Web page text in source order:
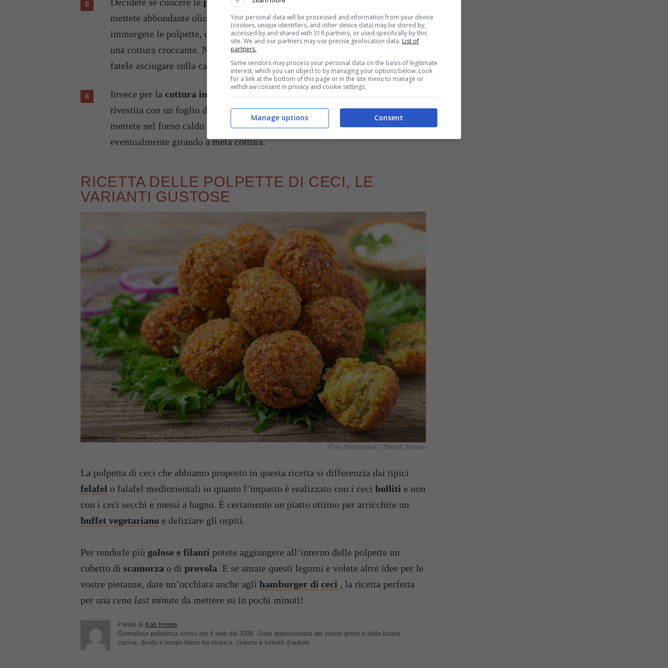
mettete abbondante olio a scaldare e quando avrà raggiunto la temperatura
immergete le polpette, devono essere coperte totalmente in modo da ottenere
una cottura croccante. Non appena dorate togliete le polpette dal fuoco e
fatele asciugare sulla carta assorbente prima di servire.
Invece per la cottura in forno
disponete le polpette di ceci su una teglia
rivestita con un foglio di carta da forno, irroratele con un filo di olio e
mettete nel forno caldo a 180° (meglio se ventilato) per circa 20 minuti,
eventualmente girando a metà cottura.
RICETTA DELLE POLPETTE DI CECI, LE
VARIANTI GUSTOSE
Foto Shutterstock | Dmitrii Ivanov
La polpetta di ceci che abbiamo proposto in questa ricetta si differenzia dai tipici
felafel o falafel mediorientali in quanto l’impasto è realizzato con i ceci bolliti e non
con i ceci secchi e messi a bagno. È certamente un piatto ottimo per arricchire un
buffet vegetariano e deliziare gli ospiti.
Per renderle più golose e filanti potete aggiungere all’interno delle polpette un
cubetto di scamorza o di provola. E se amate questi legumi e volete altre idee per le
vostre pietanze, date un’occhiata anche agli hamburger di ceci , la ricetta perfetta
per una cena last minute da mettere su in pochi minuti!
Parole di Kati Irrente
Giornalista poliedrica scrivo per il web dal 2008. Sono appassionata del vivere green e della buona
cucina, divido il tempo libero tra musica, cinema e fumetti d’autore.
Your personal data will be processed and information from your device
(cookies, unique identifiers, and other device data) may be stored by,
accessed by and shared with 319 partners, or used specifically by this
site. We and our partners may use precise geolocation data. List of
partners.
Some vendors may process your personal data on the basis of legitimate
interest, which you can object to by managing your options below. Look
for a link at the bottom of this page or in the site menu to manage or
withdraw consent in privacy and cookie settings.
Consent
Manage options